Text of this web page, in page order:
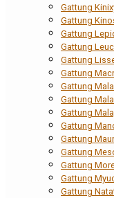
Gattung
Gattung
Gattung
Gattung
Gattung
Gattung
Gattung
Gattung
Gattung
Gattung
Gattung
Gattung
Gattung
Gattung
Gattung